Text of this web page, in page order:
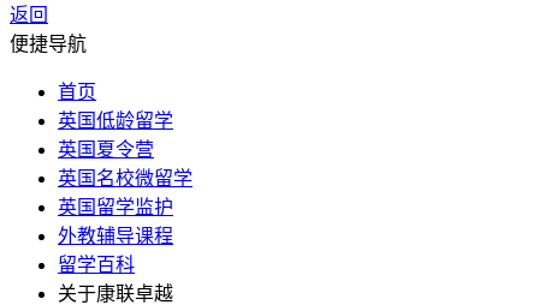
返回
便捷导航
首页
英国低龄留学
英国夏令营
英国名校微留学
英国留学监护
外教辅导课程
留学百科
关于康联卓越